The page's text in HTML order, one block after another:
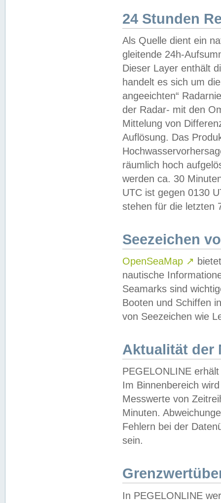
24 Stunden
Als Quelle dient ein
gleitende 24h-
Dieser Layer enthält
handelt es sich um
angeeichten“
der Radar- mit den
Mittelung von
Auflösung. Das
räumlich hoch
werden ca. 30
UTC ist gegen 0130
stehen für die letzten
Seezeichen
OpenSeaMap ↗
nautische
Seamarks sind
Booten und Schiffen
von Seezeichen wie
Aktualität der
PEGELONLINE
Im Binnenbereich
Messwerte von
Minuten.
Fehlern bei der
sein.
In PEGELONLINE